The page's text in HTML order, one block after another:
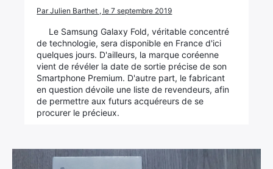
Par Julien Barthet , le 7 septembre 2019
Le Samsung Galaxy Fold, véritable concentré
de technologie, sera disponible en France d'ici
quelques jours. D'ailleurs, la marque coréenne
vient de révéler la date de sortie précise de son
Smartphone Premium. D'autre part, le fabricant
en question dévoile une liste de revendeurs, afin
de permettre aux futurs acquéreurs de se
procurer le précieux.